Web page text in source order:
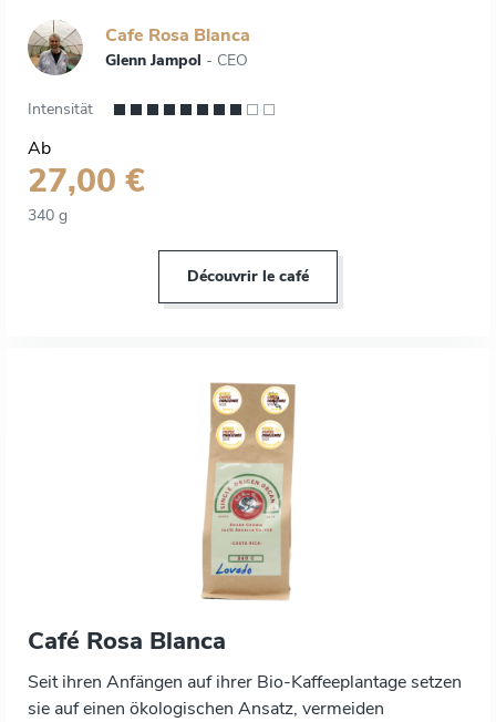
Cafe Rosa Blanca
Glenn Jampol - CEO
Intensität
Ab
27,00 €
340 g
Découvrir le café
Café Rosa Blanca
Seit ihren Anfängen auf ihrer Bio-Kaffeeplantage setzen
sie auf einen ökologischen Ansatz, vermeiden